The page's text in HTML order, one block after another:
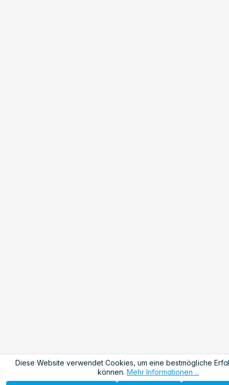
Diese Website verwendet Cookies, um eine bestmögliche
können. Mehr Informationen ...